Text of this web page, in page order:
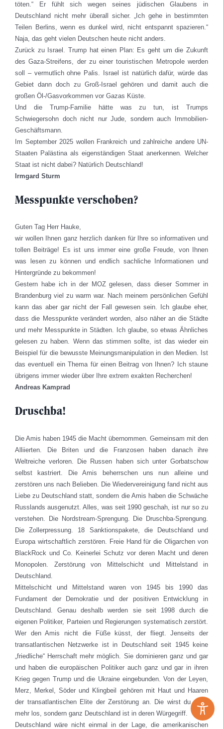
töten.“ Er fühlt sich wegen seines jüdischen Glaubens in
Deutschland nicht mehr überall sicher. „Ich gehe in bestimmten
Teilen Berlins, wenn es dunkel wird, nicht entspannt spazieren.“
Naja, das geht vielen Deutschen heute nicht anders.
Zurück zu Israel. Trump hat einen Plan: Es geht um die Zukunft
des Gaza-Streifens, der zu einer touristischen Metropole werden
soll – vermutlich ohne Palis. Israel ist natürlich dafür, würde das
Gebiet dann doch zu Groß-Israel gehören und damit auch die
großen Öl-/Gasvorkommen vor Gazas Küste.
Und die Trump-Familie hätte was zu tun, ist Trumps
Schwiegersohn doch nicht nur Jude, sondern auch Immobilien-
Geschäftsmann.
Im September 2025 wollen Frankreich und zahlreiche andere UN-
Staaten Palästina als eigenständigen Staat anerkennen. Welcher
Staat ist nicht dabei? Natürlich Deutschland!
Irmgard Sturm
Messpunkte verschoben?
Guten Tag Herr Hauke,
wir wollen Ihnen ganz herzlich danken für Ihre so informativen und
tollen Beiträge! Es ist uns immer eine große Freude, von Ihnen
was lesen zu können und endlich sachliche Informationen und
Hintergründe zu bekommen!
Gestern habe ich in der MOZ gelesen, dass dieser Sommer in
Brandenburg viel zu warm war. Nach meinem persönlichen Gefühl
kann das aber gar nicht der Fall gewesen sein. Ich glaube eher,
dass die Messpunkte verändert worden, also näher an die Städte
und mehr Messpunkte in Städten. Ich glaube, so etwas Ähnliches
gelesen zu haben. Wenn das stimmen sollte, ist das wieder ein
Beispiel für die bewusste Meinungsmanipulation in den Medien. Ist
das eventuell ein Thema für einen Beitrag von Ihnen? Ich staune
übrigens immer wieder über Ihre extrem exakten Recherchen!
Andreas Kamprad
Druschba!
Die Amis haben 1945 die Macht übernommen. Gemeinsam mit den
Alliierten. Die Briten und die Franzosen haben danach ihre
Weltreiche verloren. Die Russen haben sich unter Gorbatschow
selbst kastriert. Die Amis beherrschen uns nun alleine und
zerstören uns nach Belieben. Die Wiedervereinigung fand nicht aus
Liebe zu Deutschland statt, sondern die Amis haben die Schwäche
Russlands ausgenutzt. Alles, was seit 1990 geschah, ist nur so zu
verstehen. Die Nordstream-Sprengung. Die Druschba-Sprengung.
Die Zollerpressung. 18 Sanktionspakete, die Deutschland und
Europa wirtschaftlich zerstören. Freie Hand für die Oligarchen von
BlackRock und Co. Keinerlei Schutz vor deren Macht und deren
Monopolen. Zerstörung von Mittelschicht und Mittelstand in
Deutschland.
Mittelschicht und Mittelstand waren von 1945 bis 1990 das
Fundament der Demokratie und der positiven Entwicklung in
Deutschland. Genau deshalb werden sie seit 1998 durch die
eigenen Politiker, Parteien und Regierungen systematisch zerstört.
Wer den Amis nicht die Füße küsst, der fliegt. Jenseits der
transatlantischen Netzwerke ist in Deutschland seit 1945 keine
„friedliche“ Herrschaft mehr möglich. Sie dominieren ganz und gar
und haben die europäischen Politiker auch ganz und gar in ihren
Krieg gegen Trump und die Ukraine eingebunden. Von der Leyen,
Merz, Merkel, Söder und Klingbeil gehören mit Haut und Haaren
der transatlantischen Elite der Zerstörung an. Die wirst du nicht
mehr los, sondern ganz Deutschland ist in deren Würgegriff.
Deutschland wäre nicht einmal in der Lage, die amerikanischen